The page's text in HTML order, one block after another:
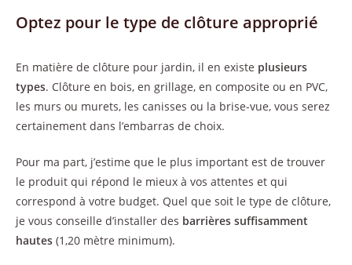
Optez pour le type de clôture approprié
En matière de clôture pour jardin, il en existe plusieurs
types. Clôture en bois, en grillage, en composite ou en PVC,
les murs ou murets, les canisses ou la brise-vue, vous serez
certainement dans l’embarras de choix.
Pour ma part, j’estime que le plus important est de trouver
le produit qui répond le mieux à vos attentes et qui
correspond à votre budget. Quel que soit le type de clôture,
je vous conseille d’installer des barrières suffisamment
hautes (1,20 mètre minimum).